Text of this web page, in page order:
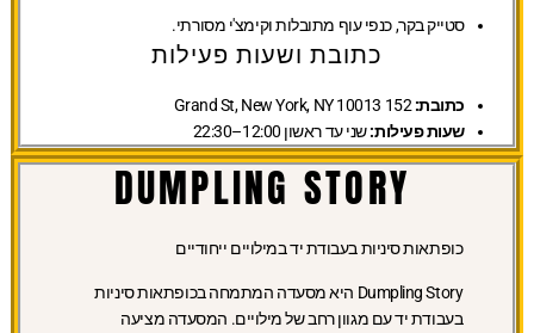
סטייק בקר, כנפי עוף מתובלות וקימצ'י מסורתי.
כתובת ושעות פעילות
כתובת:152 Grand St, New York, NY 10013
שעות פעילות:שני עד ראשון 12:00–22:30
DUMPLING STORY
כופתאות סיניות בעבודת יד במילויים ייחודיים
Dumpling Story היא מסעדה המתמחה בכופתאות סיניות
בעבודת יד עם מגוון רחב של מילויים. המסעדה מציעה